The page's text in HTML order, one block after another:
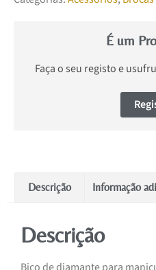
É um
Faça o seu registo e
Descrição Informação
Descrição